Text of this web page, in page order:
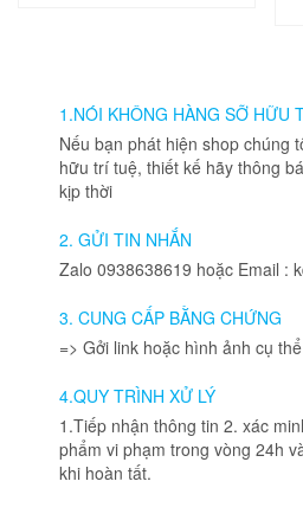
1.NÓI KHÔNG HÀNG SỠ HỮU
Nếu bạn phát hiện shop chúng
hữu trí tuệ, thiết kế hãy thông
kịp thời
2. GỬI TIN NHẮN
Zalo 0938638619 hoặc Email :
3. CUNG CẤP BẰNG CHỨNG
=> Gởi link hoặc hình ảnh cụ
4.QUY TRÌNH XỬ LÝ
1.Tiếp nhận thông tin 2. xác
phẩm vi phạm trong vòng 24h
khi hoàn tất.